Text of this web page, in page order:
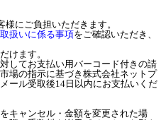
様にご負担いただきます。
扱いに係る事項をご確認いただき、
けます。
してお支払い用バーコード付きの請
場の指示に基づき株式会社ネットプ
ール受取後14日以内にお支払いくだ
キャンセル・金額を変更された場